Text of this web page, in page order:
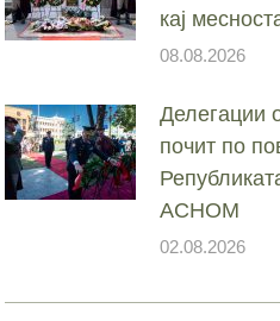
кај
08.08.2026
Делегации
почит по
АСНОМ
02.08.2026